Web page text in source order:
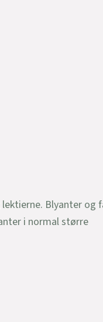
Blyanter og
i normal større